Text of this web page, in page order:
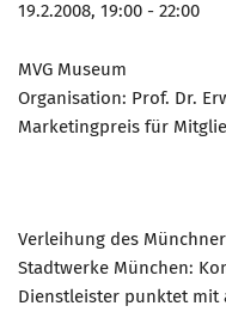
19.2.2008, 19:00 - 22:00
MVG Museum
Organisation: Prof. Dr.
Marketingpreis für
Verleihung des
Stadtwerke München:
Dienstleister punktet mit